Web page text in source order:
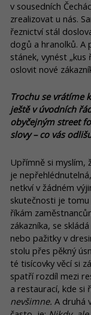
v sousedních
zrealizovat u nás.
řeznictví stál
dogů a hranolků.
stánek, vynést „kus
oslovit nové
Trochu se vrátíme
ještě v úvodních
obyčejným street
slovy – co vás
Upřímně si myslím,
je
netkví v žádném
skutečnosti je tomu
říkám
zákazníka, se
nebo pažitky v
stolu přes pěkný
té tisícovky věcí si
spatří rozdíl mezi
a restaurací, kde si
nevšimne. A druhá